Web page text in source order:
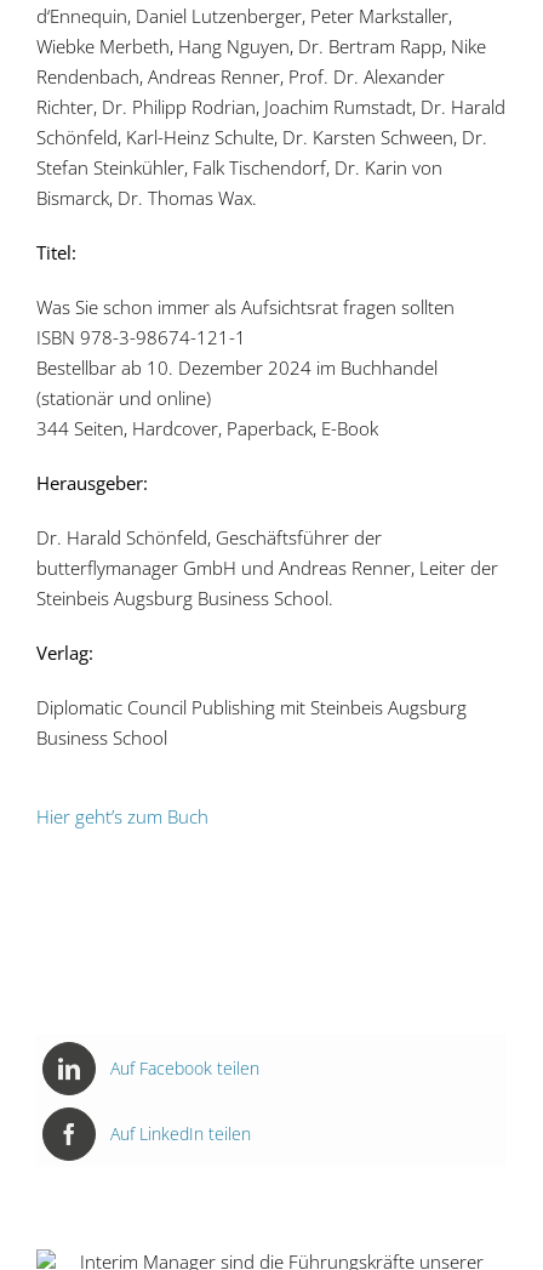
d‘Ennequin, Daniel Lutzenberger, Peter Markstaller,
Wiebke Merbeth, Hang Nguyen, Dr. Bertram Rapp, Nike
Rendenbach, Andreas Renner, Prof. Dr. Alexander
Richter, Dr. Philipp Rodrian, Joachim Rumstadt, Dr. Harald
Schönfeld, Karl-Heinz Schulte, Dr. Karsten Schween, Dr.
Stefan Steinkühler, Falk Tischendorf, Dr. Karin von
Bismarck, Dr. Thomas Wax.
Titel:
Was Sie schon immer als Aufsichtsrat fragen sollten
ISBN 978-3-98674-121-1
Bestellbar ab 10. Dezember 2024 im Buchhandel
(stationär und online)
344 Seiten, Hardcover, Paperback, E-Book
Herausgeber:
Dr. Harald Schönfeld, Geschäftsführer der
butterflymanager GmbH und Andreas Renner, Leiter der
Steinbeis Augsburg Business School.
Verlag:
Diplomatic Council Publishing mit Steinbeis Augsburg
Business School
Hier geht’s zum Buch
Auf Facebook teilen
Auf LinkedIn teilen